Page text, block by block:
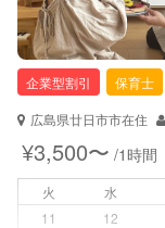
資格
対応可能/特徴
企業型割引
保育士
広島県廿日市市在住
¥3,500〜 /1時間
火 水
11
12